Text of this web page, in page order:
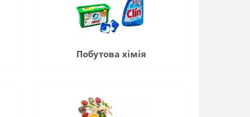
Побутова хімія